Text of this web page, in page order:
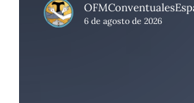
6 de agosto de 2026